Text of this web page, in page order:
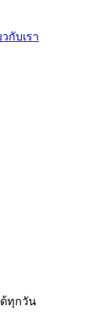
วกับเรา
ทุกวัน